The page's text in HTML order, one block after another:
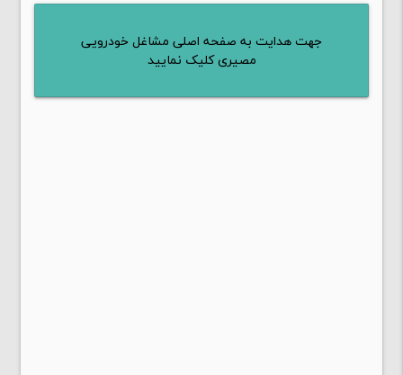
جهت هدایت به صفحه اصلی مشاغل خودرویی
مصیری کلیک نمایید